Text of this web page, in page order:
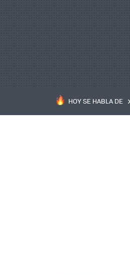
HOY SE HABLA DE